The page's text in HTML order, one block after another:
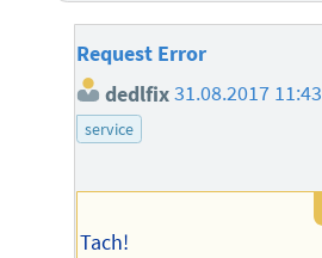
Request Error
dedlfix31.08.2017 11:43
service
Tach!